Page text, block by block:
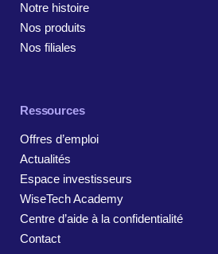
Notre histoire
Nos produits
Nos filiales
Ressources
Offres d’emploi
Actualités
Espace investisseurs
WiseTech Academy
Centre d’aide à la confidentialité
Contact